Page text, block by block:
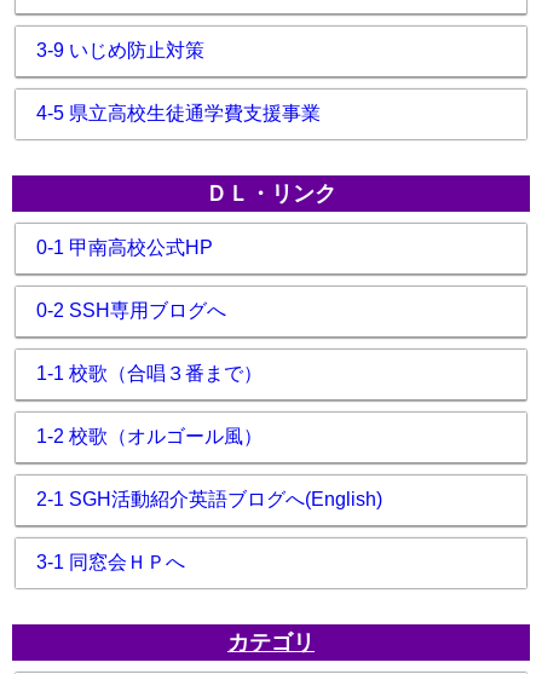
3-9 いじめ防止対策
4-5 県立高校生徒通学費支援事業
ＤＬ・リンク
0-1 甲南高校公式HP
0-2 SSH専用ブログへ
1-1 校歌（合唱３番まで）
1-2 校歌（オルゴール風）
2-1 SGH活動紹介英語ブログへ(English)
3-1 同窓会ＨＰへ
カテゴリ